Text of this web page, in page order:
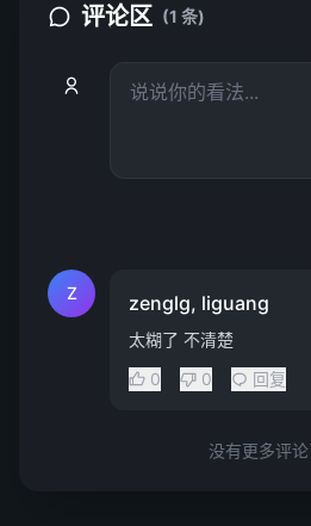
评论区 (1 条)
Z zenglg, liguang
太糊了 不清楚
0
0 回复
没有更多评论